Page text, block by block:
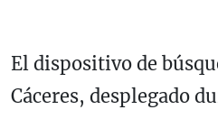
El dispositivo de
Cáceres, desplegado